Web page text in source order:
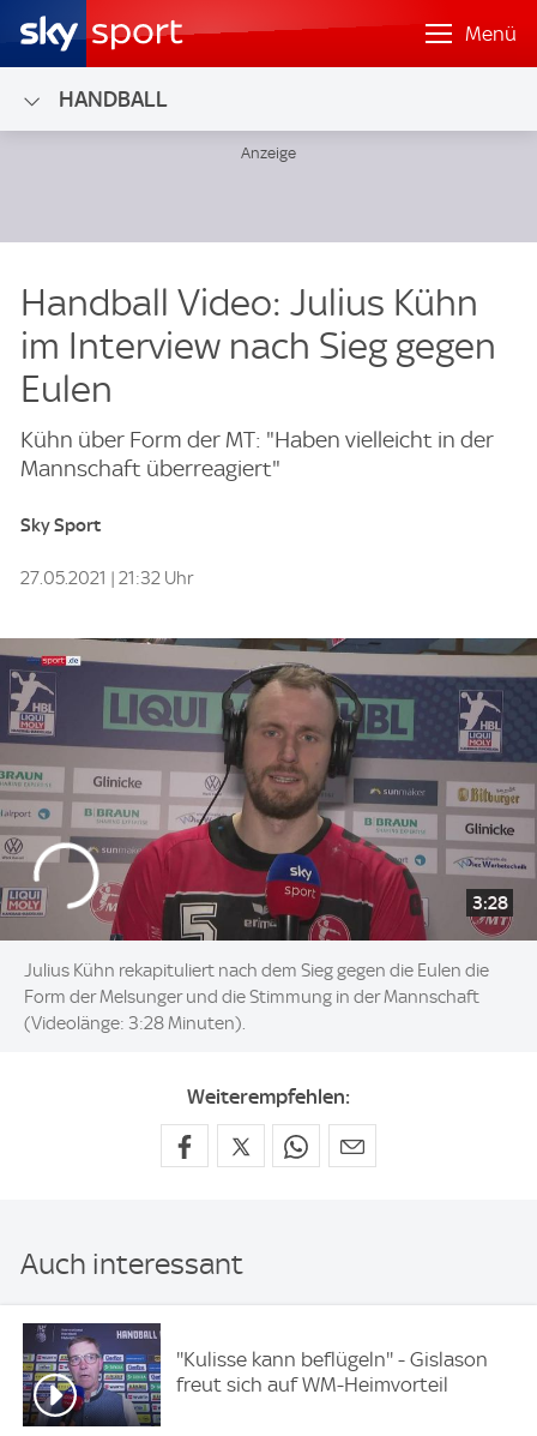
Menü
HANDBALL
Handball Video: Julius Kühn
im Interview nach Sieg gegen
Eulen
Kühn über Form der MT: "Haben vielleicht in der
Mannschaft überreagiert"
Sky Sport
27.05.2021 | 21:32 Uhr
3:28
Julius Kühn rekapituliert nach dem Sieg gegen die Eulen die
Form der Melsunger und die Stimmung in der Mannschaft
(Videolänge: 3:28 Minuten).
Weiterempfehlen:
Auch interessant
''Kulisse kann beflügeln'' - Gislason
freut sich auf WM-Heimvorteil